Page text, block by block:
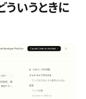
いうときに